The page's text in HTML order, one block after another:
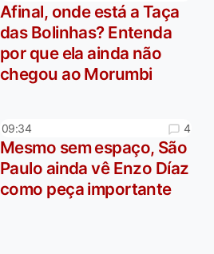
Afinal, onde está a Taça
das Bolinhas? Entenda
por que ela ainda não
chegou ao Morumbi
09:34 4
Mesmo sem espaço, São
Paulo ainda vê Enzo Díaz
como peça importante